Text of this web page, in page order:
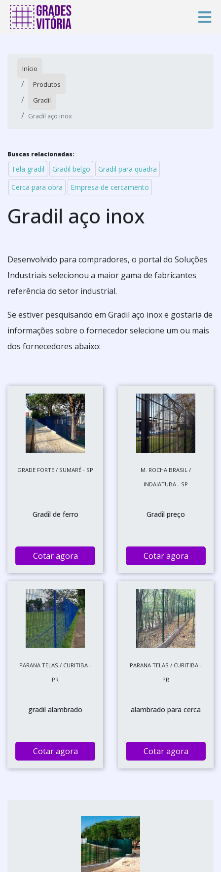
Início
Produtos
Gradil
Gradil aço inox
Buscas relacionadas:
Tela gradil Gradil belgo
Gradil para quadra
Cerca para obra
Empresa de cercamento
Gradil aço inox
Desenvolvido para compradores, o portal do Soluções
Industriais selecionou a maior gama de fabricantes
referência do setor industrial.
Se estiver pesquisando em Gradil aço inox e gostaria de
informações sobre o fornecedor selecione um ou mais
dos fornecedores abaixo:
GRADE FORTE / SUMARÉ - SP
Gradil de ferro
Cotar agora
M. ROCHA BRASIL /
INDAIATUBA - SP
Gradil preço
Cotar agora
PARANA TELAS / CURITIBA -
PR
gradil alambrado
Cotar agora
PARANA TELAS / CURITIBA -
PR
alambrado para cerca
Cotar agora